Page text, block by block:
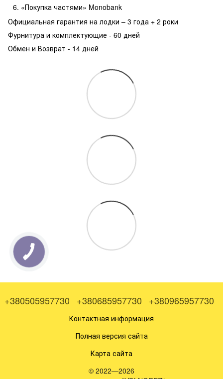
«Покупка частями» Monobank
Официальная гарантия на лодки – 3 года + 2 роки
Фурнитура и комплектующие - 60 дней
Обмен и Возврат - 14 дней
+380505957730 +380685957730 +380965957730
Контактная информация
Полная версия сайта
Карта сайта
© 2022—2026